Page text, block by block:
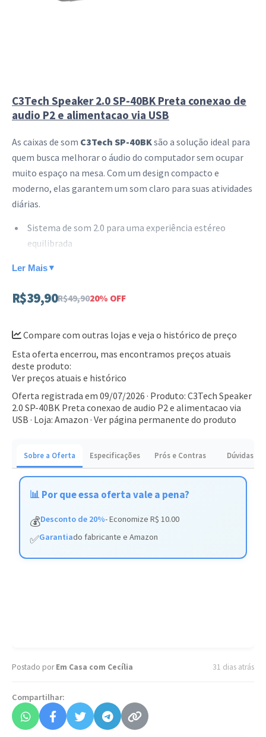
C3Tech Speaker 2.0 SP-40BK Preta conexao de
audio P2 e alimentacao via USB
As caixas de som C3Tech SP-40BKsão a solução ideal para
quem busca melhorar o áudio do computador sem ocupar
muito espaço na mesa. Com um design compacto e
moderno, elas garantem um som claro para suas atividades
diárias.
Sistema de som 2.0 para uma experiência estéreo
equilibrada
Conexão de áudio P2 de 3,5mm compatível com diversos
Alimentação via porta USB, dispensando o uso de
Design minimalista na cor preta que combina com
qualquer ambiente
Perfeito para usuários que precisam de um sistema de som
simples e funcional para o escritório ou estudos. Adquira o
seu par e otimize seu espaço de trabalho agora mesmo.
Ler Mais ▼
R$39,90R$49,9020% OFF
Compare com outras lojas e veja o histórico de preço
Esta oferta encerrou, mas encontramos preços atuais
deste produto:
Ver preços atuais e histórico
Oferta registrada em 09/07/2026 · Produto: C3Tech Speaker
2.0 SP-40BK Preta conexao de audio P2 e alimentacao via
USB · Loja: Amazon · Ver página permanente do produto
Sobre a Oferta Especificações Prós e Contras Dúvidas
📊 Por que essa oferta vale a pena?
💰Desconto de 20%- Economize R$ 10.00
✅Garantiado fabricante e Amazon
Postado porEm Casa com Cecília 31 dias atrás
Compartilhar: